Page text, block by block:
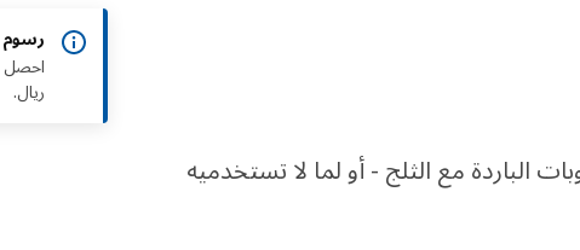
ريال.
مع الثلج - أو لما لا تستخدميه